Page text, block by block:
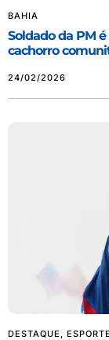
BAHIA
Soldado da PM
cachorro
24/02/2026
DESTAQUE